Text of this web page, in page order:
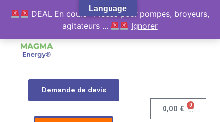
Demande de devis
0,00€ 0
Language
DEAL En cours : Pièces pour pompes, broyeurs,
agitateurs ...
Ignorer